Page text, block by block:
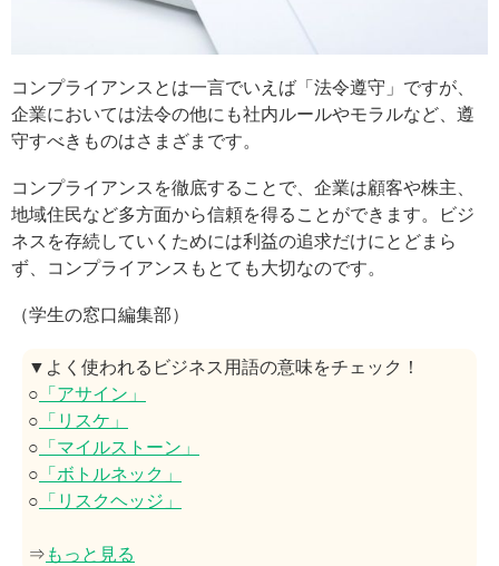
コンプライアンスとは一言でいえば「法令遵守」ですが、
企業においては法令の他にも社内ルールやモラルなど、遵
守すべきものはさまざまです。
コンプライアンスを徹底することで、企業は顧客や株主、
地域住民など多方面から信頼を得ることができます。ビジ
ネスを存続していくためには利益の追求だけにとどまら
ず、コンプライアンスもとても大切なのです。
（学生の窓口編集部）
▼よく使われるビジネス用語の意味をチェック！
○ 「アサイン」
○ 「リスケ」
○ 「マイルストーン」
○ 「ボトルネック」
○ 「リスクヘッジ」
⇒ もっと見る